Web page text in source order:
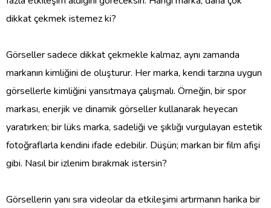
dikkat çekmek istemez ki?
Görseller sadece dikkat çekmekle kalmaz, aynı zamanda
markanın kimliğini de oluşturur. Her marka, kendi tarzına uygun
görsellerle kimliğini yansıtmaya çalışmalı. Örneğin, bir spor
markası, enerjik ve dinamik görseller kullanarak heyecan
yaratırken; bir lüks marka, sadeliği ve şıklığı vurgulayan estetik
fotoğraflarla kendini ifade edebilir. Düşün; markan bir film afişi
gibi. Nasıl bir izlenim bırakmak istersin?
Görsellerin yanı sıra videolar da etkileşimi artırmanın harika bir